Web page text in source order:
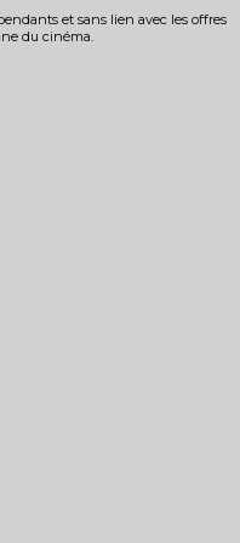
et sans lien avec les offres
du cinéma.